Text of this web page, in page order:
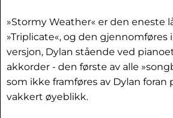
»Stormy Weather« er den eneste
»Triplicate«, og den gjennomføres
versjon, Dylan stående ved
akkorder - den første av alle
som ikke framføres av Dylan foran
vakkert øyeblikk.